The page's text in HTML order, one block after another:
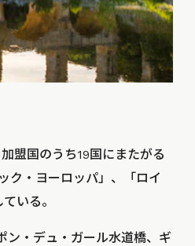
盟国のうち19国にまたがる
ク・ヨーロッパ」、「ロイ
いる。
ン・デュ・ガール水道橋、ギ